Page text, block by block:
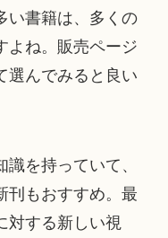
い書籍は、多くの
よね。販売ページ
選んでみると良い
を持っていて、
刊もおすすめ。最
対する新しい視